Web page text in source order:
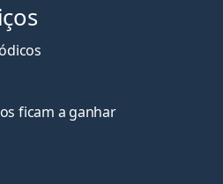
ficam a ganhar